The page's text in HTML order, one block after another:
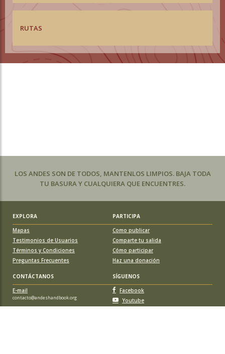
RUTAS
LOS ANDES SON DE TODOS, MANTENLOS LIMPIOS. BAJA TODA
TU BASURA Y CUALQUIERA QUE ENCUENTRES.
EXPLORA
PARTICIPA
Mapas
Testimonios de Usuarios
Términos y Condiciones
Preguntas Frecuentes
Como publicar
Comparte tu salida
Cómo participar
Haz una donación
CONTÁCTANOS
SÍGUENOS
E-mail
contacto@andeshandbook.org
Facebook
Youtube